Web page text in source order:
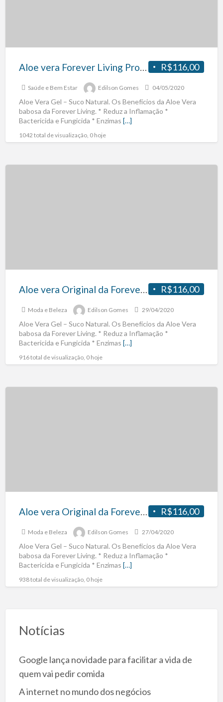
R$116,00
Aloe vera Forever Living Produto Natural.
Saúde e Bem Estar Edilson Gomes 04/05/2020
Aloe Vera Gel – Suco Natural. Os Benefícios da Aloe Vera
babosa da Forever Living. * Reduz a Inflamação *
Bactericida e Fungicida * Enzimas […]
1042 total de visualização, 0 hoje
R$116,00
Aloe vera Original da Forever Living
Moda e Beleza Edilson Gomes 29/04/2020
Aloe Vera Gel – Suco Natural. Os Benefícios da Aloe Vera
babosa da Forever Living. * Reduz a Inflamação *
Bactericida e Fungicida * Enzimas […]
916 total de visualização, 0 hoje
R$116,00
Aloe vera Original da Forever Living
Moda e Beleza Edilson Gomes 27/04/2020
Aloe Vera Gel – Suco Natural. Os Benefícios da Aloe Vera
babosa da Forever Living. * Reduz a Inflamação *
Bactericida e Fungicida * Enzimas […]
938 total de visualização, 0 hoje
Notícias
Google lança novidade para facilitar a vida de
quem vai pedir comida
A internet no mundo dos negócios